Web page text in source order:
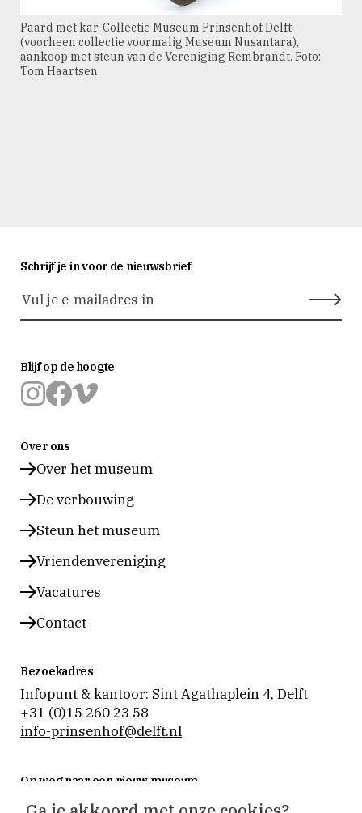
Paard met kar, Collectie Museum Prinsenhof Delft
(voorheen collectie voormalig Museum Nusantara),
aankoop met steun van de Vereniging Rembrandt. Foto:
Tom Haartsen
Over ons
Over het museum
De verbouwing
Steun het museum
Vriendenvereniging
Vacatures
Contact
Bezoekadres
Infopunt & kantoor: Sint Agathaplein 4, Delft
+31 (0)15 260 23 58
info-prinsenhof@delft.nl
Op weg naar een nieuw museum
Museum Prinsenhof Delft is tijdelijk gesloten voor
Schrijf je in voor de nieuwsbrief
Blijf op de hoogte
Delft
op
Delft
op op